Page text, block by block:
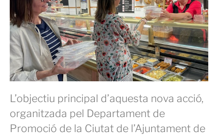
L’objectiu principal d’aquesta nova acció,
organitzada pel Departament de
Promoció de la Ciutat de l’Ajuntament de